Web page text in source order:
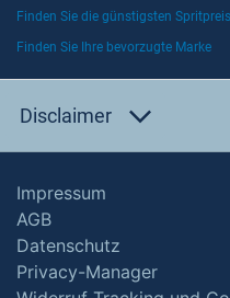
Finden Sie die günstigsten
Finden Sie Ihre bevorzugte Marke
Disclaimer
Impressum
AGB
Datenschutz
Privacy-Manager